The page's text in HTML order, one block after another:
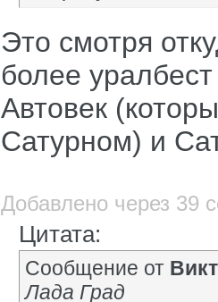
Это смотря
более
Автовек
Сатурном) и
Добавлено через 39
Цитата:
Сообщение от
Лада Град